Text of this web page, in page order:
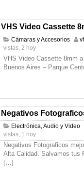
VHS Video Cassette
Cámaras y Accesorios
vistas, 2 hoy
VHS Video Cassette 8mm
Buenos Aires – Parque
Negativos
Electrónica, Audio y Video
vistas, 1 hoy
Negativos Fotograficos
Alta Calidad. Salvamos tus
[…]